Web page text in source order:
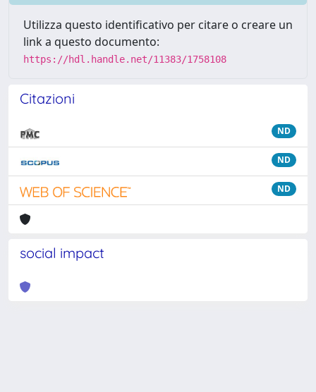
Utilizza questo identificativo per citare o creare un
link a questo documento:
https://hdl.handle.net/11383/1758108
Citazioni
ND
ND
ND
social impact